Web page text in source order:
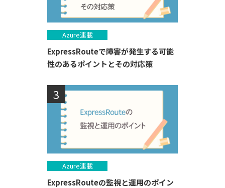
Azure連載
ExpressRouteで障害が発生する可能
性のあるポイントとその対応策
Azure連載
ExpressRouteの監視と運用のポイン